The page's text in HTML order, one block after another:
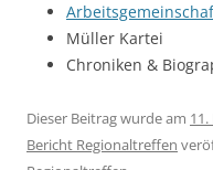
Müller Kartei
Chroniken &
Dieser Beitrag wurde am
Bericht Regionaltreffen